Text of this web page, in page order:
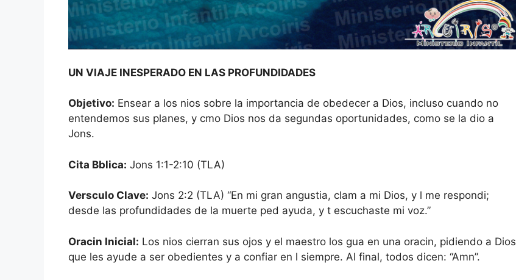
UN VIAJE INESPERADO EN LAS PROFUNDIDADES
Objetivo: Ensear a los nios sobre la importancia de obedecer a Dios, incluso cuando no
entendemos sus planes, y cmo Dios nos da segundas oportunidades, como se la dio a
Jons.
Cita Bblica: Jons 1:1-2:10 (TLA)
Versculo Clave: Jons 2:2 (TLA) “En mi gran angustia, clam a mi Dios, y l me respondi;
desde las profundidades de la muerte ped ayuda, y t escuchaste mi voz.”
Oracin Inicial: Los nios cierran sus ojos y el maestro los gua en una oracin, pidiendo a Dios
que les ayude a ser obedientes y a confiar en l siempre. Al final, todos dicen: “Amn”.